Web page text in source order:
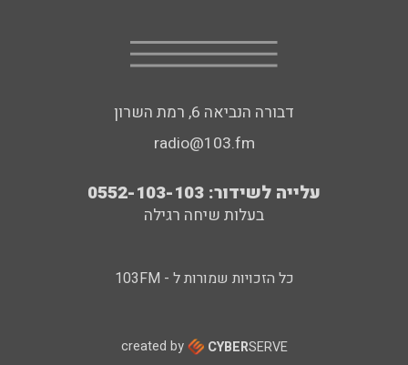
דבורה הנביאה 6, רמת השרון
radio@103.fm
עלייה לשידור: 0552-103-103
בעלות שיחה רגילה
כל הזכויות שמורות ל - 103FM
created by CYBERSERVE